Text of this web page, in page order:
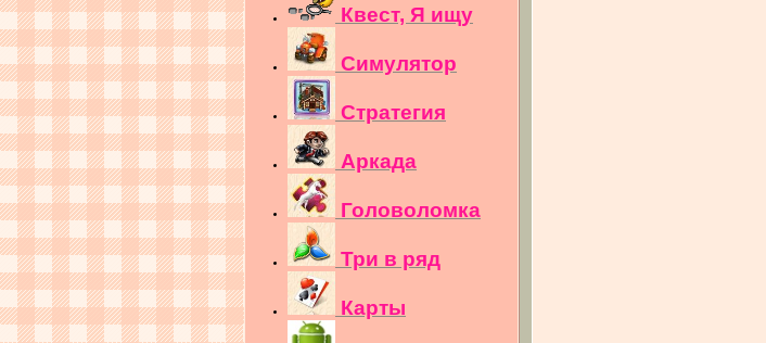
Квест, Я ищу
Симулятор
Стратегия
Аркада
Головоломка
Три в ряд
Карты